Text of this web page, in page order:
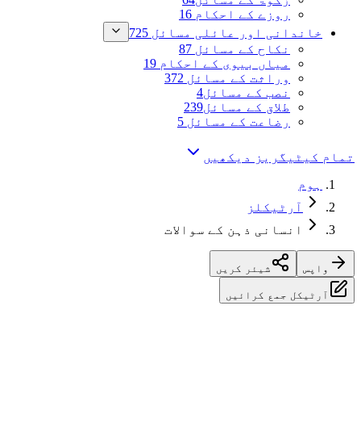
روزے کے احکام 16
خاندانی اور عائلی مسائل 725
نکاح کے مسائل 87
میاں بیوی کے احکام 19
وراثت کے مسائل 372
نصب کے مسائل4
طلاق کے مسائل239
رضاعت کے مسائل 5
تمام کیٹیگریز دیکھیں
ہوم
آرٹیکلز
انسانی ذہن کے سوالات
واپس شیئر کریں
آرٹیکل جمع کرائیں